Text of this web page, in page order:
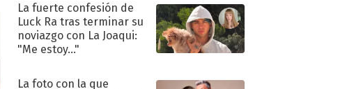
La fuerte confesión de
Luck Ra tras terminar su
noviazgo con La Joaqui:
"Me estoy..."
La foto con la que